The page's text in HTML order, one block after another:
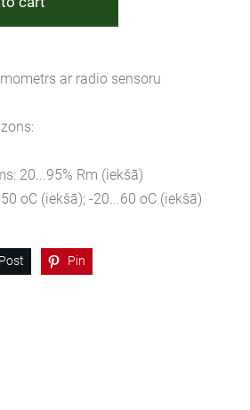
ar radio sensoru
20...95% Rm (iekšā)
oC (iekšā); -20...60 oC (iekšā)
Post Pin